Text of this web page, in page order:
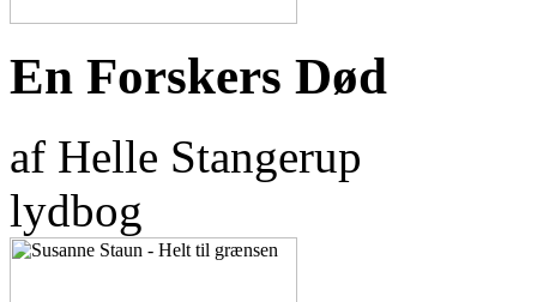
En Forskers Død
af Helle Stangerup
lydbog